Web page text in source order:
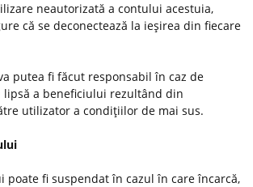
neautorizată a contului acestuia,
că se deconectează la ieşirea din fiecare
putea fi făcut responsabil în caz de
lipsă a beneficiului rezultând din
utilizator a condiţiilor de mai sus.
poate fi suspendat în cazul în care încarcă,